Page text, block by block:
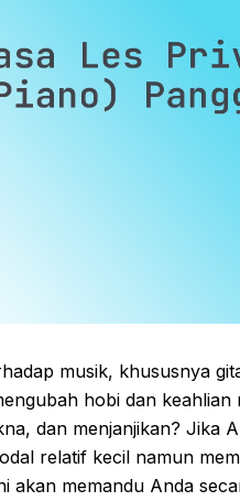
musik, khususnya
hobi dan keahlian
dan menjanjikan? Jika
relatif kecil namun
akan memandu Anda